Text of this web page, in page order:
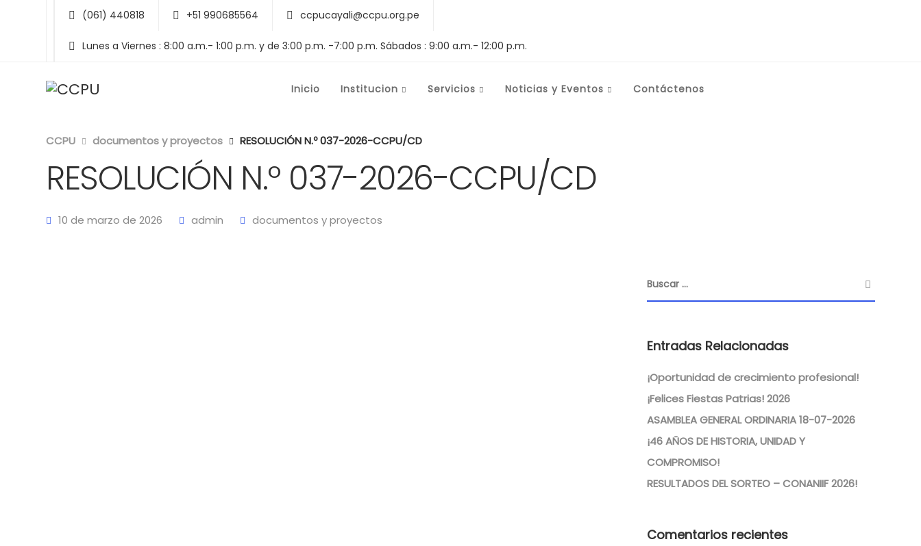
(061) 440818 +51 990685564 ccpucayali@ccpu.org.pe
Lunes a Viernes : 8:00 a.m.- 1:00 p.m. y de 3:00 p.m. -7:00 p.m. Sábados : 9:00 a.m.- 12:00 p.m.
Inicio Institucion Servicios Noticias y Eventos Contáctenos
CCPU documentos y proyectos RESOLUCIÓN N.º 037-2026-CCPU/CD
RESOLUCIÓN N.º 037-2026-CCPU/CD
10 de marzo de 2026 admin documentos y proyectos
Entradas Relacionadas
¡Oportunidad de crecimiento profesional!
¡Felices Fiestas Patrias! 2026
ASAMBLEA GENERAL ORDINARIA 18-07-2026
¡46 AÑOS DE HISTORIA, UNIDAD Y
COMPROMISO!
RESULTADOS DEL SORTEO – CONANIIF 2026!
Comentarios recientes